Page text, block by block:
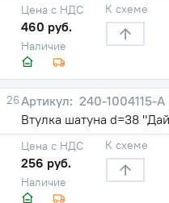
Наличие
Цена с НДС
460 руб.
К схеме
26
240-1004115-А
Втулка шатуна d=38
Наличие
Цена с НДС
256 руб.
К схеме